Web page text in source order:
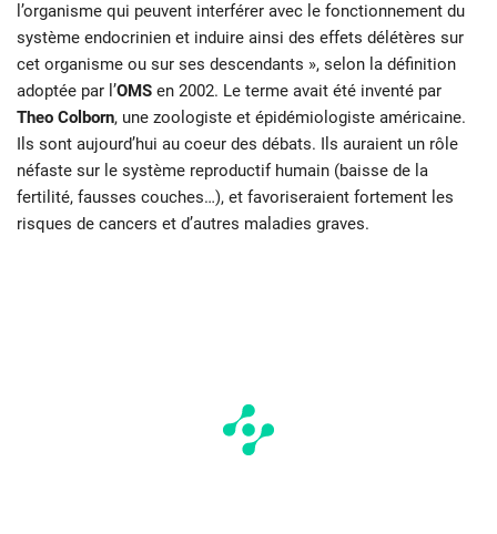
l’organisme qui peuvent interférer avec le fonctionnement du
système endocrinien et induire ainsi des effets délétères sur
cet organisme ou sur ses descendants », selon la définition
adoptée par l’OMS en 2002. Le terme avait été inventé par
Theo Colborn, une zoologiste et épidémiologiste américaine.
Ils sont aujourd’hui au coeur des débats. Ils auraient un rôle
néfaste sur le système reproductif humain (baisse de la
fertilité, fausses couches…), et favoriseraient fortement les
risques de cancers et d’autres maladies graves.